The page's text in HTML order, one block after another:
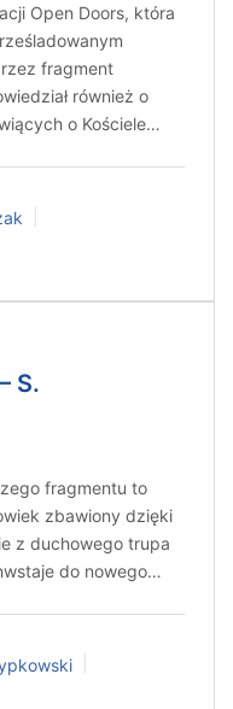
Open Doors, która
fragment
również o
o Kościele…
S.
fragmentu to
zbawiony dzięki
z duchowego trupa
do nowego…